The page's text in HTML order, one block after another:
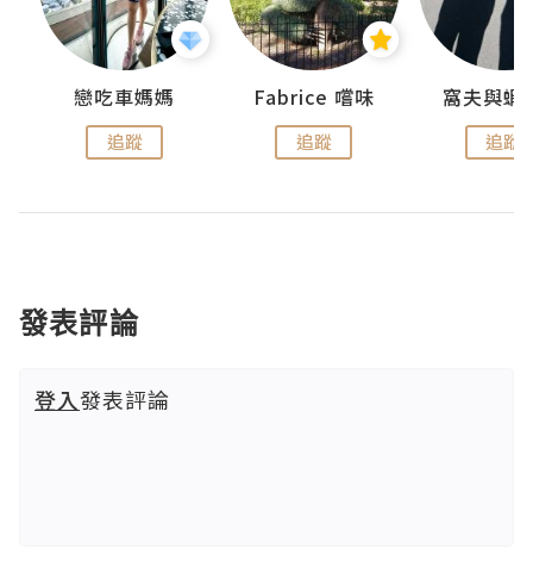
戀吃車媽媽
追蹤
Fabrice 嚐味
追蹤
窩夫與蝦
追蹤
發表評論
登入發表評論